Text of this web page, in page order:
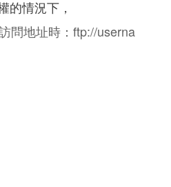
的情況下，
問地址時：ftp://userna
應的許可權以後，方